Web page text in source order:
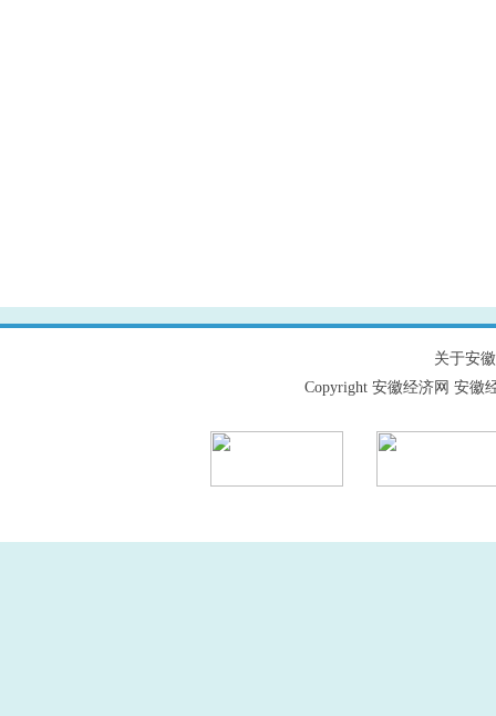
关于安
Copyright 安徽经济网 安徽